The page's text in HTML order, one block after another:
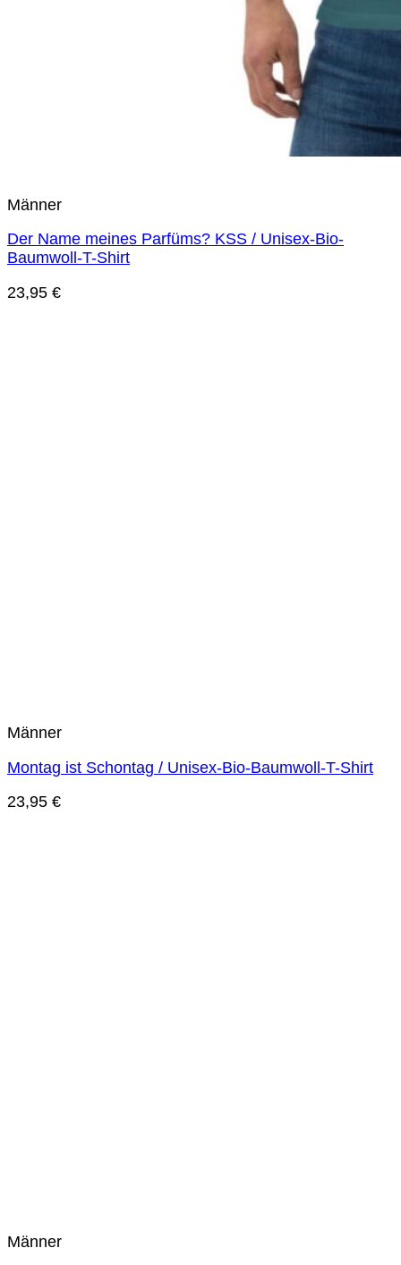
Männer
Der Name meines Parfüms? KSS / Unisex-Bio-
Baumwoll-T-Shirt
23,95 €
Männer
Montag ist Schontag / Unisex-Bio-Baumwoll-T-Shirt
23,95 €
Männer